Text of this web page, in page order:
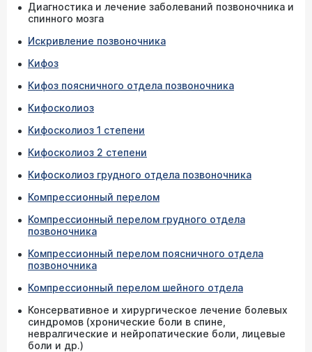
Диагностика и лечение заболеваний позвоночника и
спинного мозга
Искривление позвоночника
Кифоз
Кифоз поясничного отдела позвоночника
Кифосколиоз
Кифосколиоз 1 степени
Кифосколиоз 2 степени
Кифосколиоз грудного отдела позвоночника
Компрессионный перелом
Компрессионный перелом грудного отдела
позвоночника
Компрессионный перелом поясничного отдела
позвоночника
Компрессионный перелом шейного отдела
Консервативное и хирургическое лечение болевых
синдромов (хронические боли в спине,
невралгические и нейропатические боли, лицевые
боли и др.)